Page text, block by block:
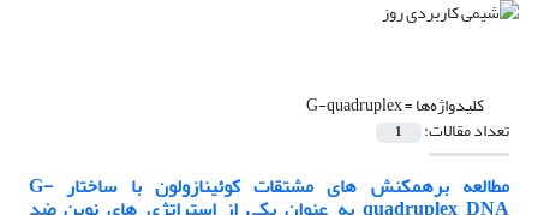
کلیدواژه‌ها =G-quadruplex
تعداد مقالات: 1
مطالعه برهمکنش های مشتقات کوئینازولون با ساختار G-